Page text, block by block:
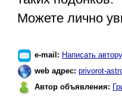
Можете лично
e-mail: Написать автору
web адрес: privorot-
Автор объявления: